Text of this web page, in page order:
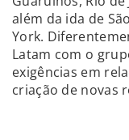
além da ida de
York.
Latam com o
exigências em
criação de novas